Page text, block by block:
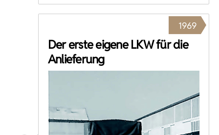
1969
Der erste eigene LKW für die
Anlieferung